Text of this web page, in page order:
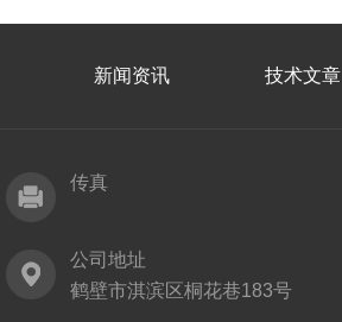
新闻资讯 技术文章
传真
公司地址
鹤壁市淇滨区桐花巷183号